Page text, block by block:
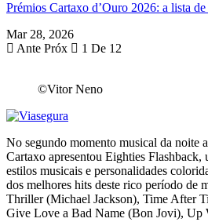
Prémios Cartaxo d’Ouro 2026: a lista
Mar 28, 2026
Ante Próx 1 De 12
©Vitor Neno
No segundo momento musical da noite
Cartaxo apresentou Eighties Flashback,
estilos musicais e personalidades
dos melhores hits deste rico período de
Thriller (Michael Jackson), Time After
Give Love a Bad Name (Bon Jovi), Up